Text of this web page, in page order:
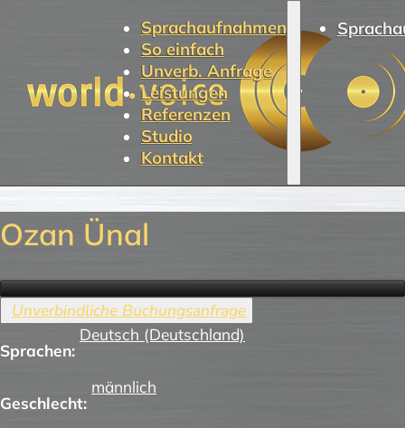
Sprachaufnahmen
So einfach
Unverb. Anfrage
Leistungen
Referenzen
Studio
Kontakt
Ozan Ünal
Sprachen:
Deutsch (Deutschland)
Geschlecht:
männlich